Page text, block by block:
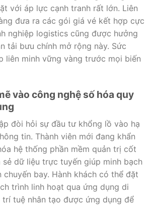
với áp lực cạnh tranh rất lớn. Liên
đưa ra các gói giá vé kết hợp cực
nghiệp logistics cũng được hưởng
tải bưu chính mở rộng này. Sức
liên minh vững vàng trước mọi biến
vào công nghệ số hóa quy
đòi hỏi sự đầu tư khổng lồ vào hạ
tin. Thành viên mới đang khẩn
hệ thống phần mềm quản trị cốt
sẻ dữ liệu trực tuyến giúp minh bạch
bay. Hành khách có thể đặt
trình linh hoạt qua ứng dụng di
trí tuệ nhân tạo được ứng dụng để